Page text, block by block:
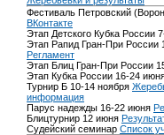
Фестиваль Петровский
ВКонтакте
Этап Детского Кубка России
Этап Рапид Гран-При России
Регламент
Этап Блиц Гран-При России
Этап Кубка России 16-24
Турнир Б 10-14 ноября
информация
Парус надежды 16-22 июня
Блицтурнир 12 июня
Судейский семинар Список